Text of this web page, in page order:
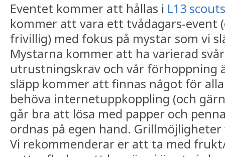
Eventet kommer att hållas i L13
kommer att vara ett tvådagars-event
frivillig) med fokus på mystar som vi
Mystarna kommer att ha varierad
utrustningskrav och vår förhoppning
släpp kommer att finnas något för
behöva internetuppkoppling (och
går bra att lösa med papper och
ordnas på egen hand.
Vi rekommenderar er att ta med